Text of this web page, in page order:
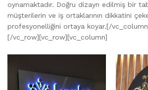
oynamaktadır. Doğru dizayn edilmiş bir
müşterilerin ve iş ortaklarının dikkatini
profesyonelliğini ortaya koyar.[/
[/vc_row][vc_row][vc_column]